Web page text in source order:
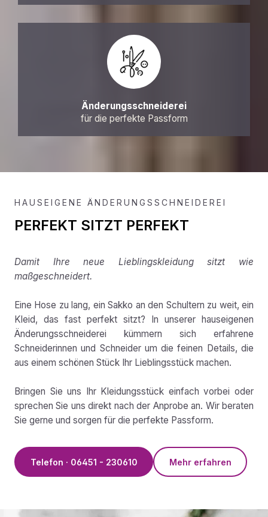
Änderungsschneiderei
für die perfekte Passform
HAUSEIGENE ÄNDERUNGSSCHNEIDEREI
PERFEKT SITZT PERFEKT
Damit Ihre neue Lieblingskleidung sitzt wie
maßgeschneidert.
Eine Hose zu lang, ein Sakko an den Schultern zu weit, ein
Kleid, das fast perfekt sitzt? In unserer hauseigenen
Änderungsschneiderei kümmern sich erfahrene
Schneiderinnen und Schneider um die feinen Details, die
aus einem schönen Stück Ihr Lieblingsstück machen.
Bringen Sie uns Ihr Kleidungsstück einfach vorbei oder
sprechen Sie uns direkt nach der Anprobe an. Wir beraten
Sie gerne und sorgen für die perfekte Passform.
Telefon · 06451 - 230610 Mehr erfahren